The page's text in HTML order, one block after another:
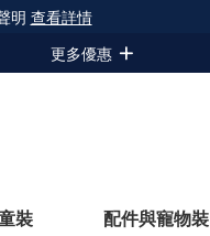
明 查看詳情
更多優惠
裝 配件與寵物裝